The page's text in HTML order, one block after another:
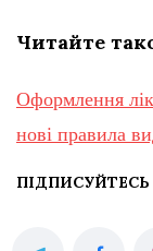
Читайте
Оформлення
нові правила
ПІДПИСУЙТЕСЬ